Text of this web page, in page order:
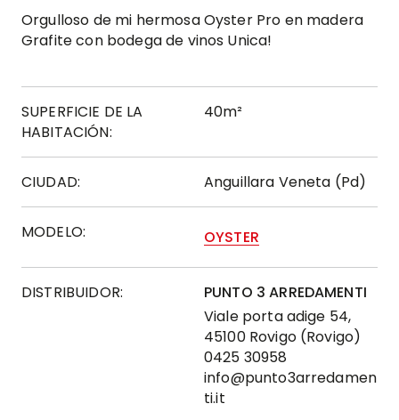
Orgulloso de mi hermosa Oyster Pro en madera
Grafite con bodega de vinos Unica!
SUPERFICIE DE LA
HABITACIÓN:
40m²
CIUDAD: Anguillara Veneta (Pd)
MODELO: OYSTER
DISTRIBUIDOR:
PUNTO 3 ARREDAMENTI
Viale porta adige 54,
45100 Rovigo (Rovigo)
0425 30958
info@punto3arredamen
ti.it